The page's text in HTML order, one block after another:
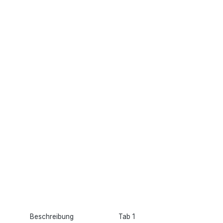
Beschreibung Tab 1